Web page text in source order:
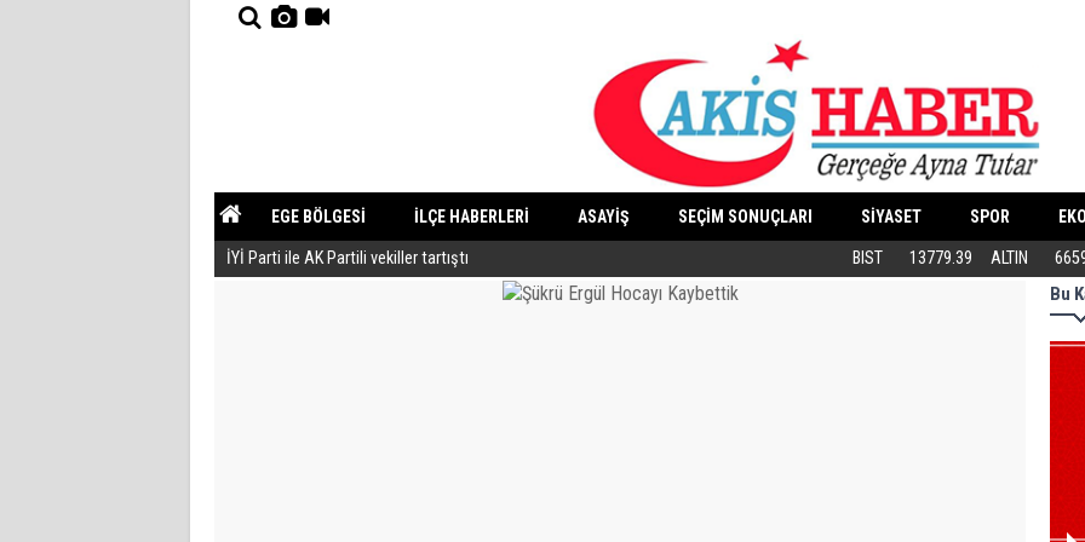
EGE BÖLGESİ İLÇE HABERLERİ ASAYİŞ SEÇİM SONUÇLARI SİYASET SPOR
YAZARLAR GÜNDEM
İYİ Parti ile AK Partili vekiller tartıştı Butik İşletmeler E-Ticarete Başlarken
BIST 13779.39 ALTIN
Bu